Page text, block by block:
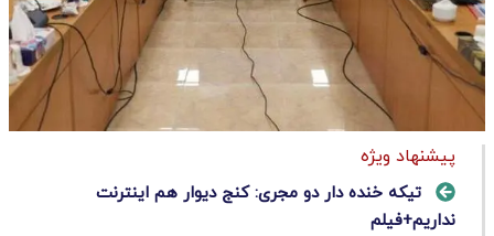
پیشنهاد ویژه
تیکه خنده دار دو مجری: کنج دیوار هم اینترنت
نداریم+فیلم